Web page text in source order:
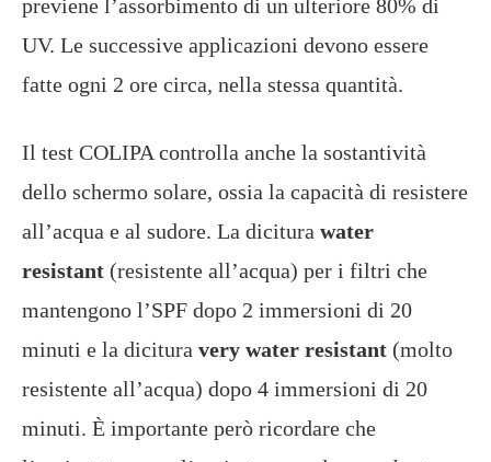
previene l’assorbimento di un ulteriore 80% di
UV. Le successive applicazioni devono essere
fatte ogni 2 ore circa, nella stessa quantità.
Il test COLIPA controlla anche la sostantività
dello schermo solare, ossia la capacità di resistere
all’acqua e al sudore. La dicitura water
resistant (resistente all’acqua) per i filtri che
mantengono l’SPF dopo 2 immersioni di 20
minuti e la dicitura very water resistant (molto
resistente all’acqua) dopo 4 immersioni di 20
minuti. È importante però ricordare che